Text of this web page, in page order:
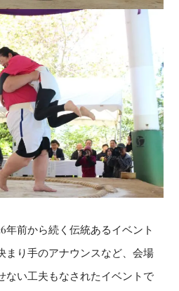
年前から続く伝統あるイベント
まり手のアナウンスなど、会場
ない工夫もなされたイベントで